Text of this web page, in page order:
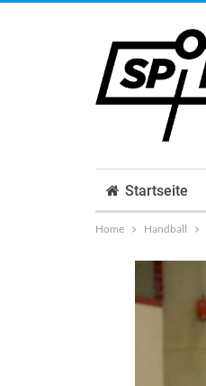
Startseite
Home Handball